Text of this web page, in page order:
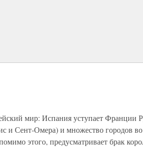
мир: Испания уступает Франции
и Сент-Омера) и множество городов
этого, предусматривает брак